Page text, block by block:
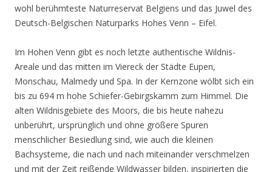
wohl berühmteste Naturreservat Belgiens und das Juwel des
Deutsch-Belgischen Naturparks Hohes Venn – Eifel.
Im Hohen Venn gibt es noch letzte authentische Wildnis-
Areale und das mitten im Viereck der Städte Eupen,
Monschau, Malmedy und Spa. In der Kernzone wölbt sich ein
bis zu 694 m hohe Schiefer-Gebirgskamm zum Himmel. Die
alten Wildnisgebiete des Moors, die bis heute nahezu
unberührt, ursprünglich und ohne größere Spuren
menschlicher Besiedlung sind, wie auch die kleinen
Bachsysteme, die nach und nach miteinander verschmelzen
und mit der Zeit reißende Wildwasser bilden, inspirierten die